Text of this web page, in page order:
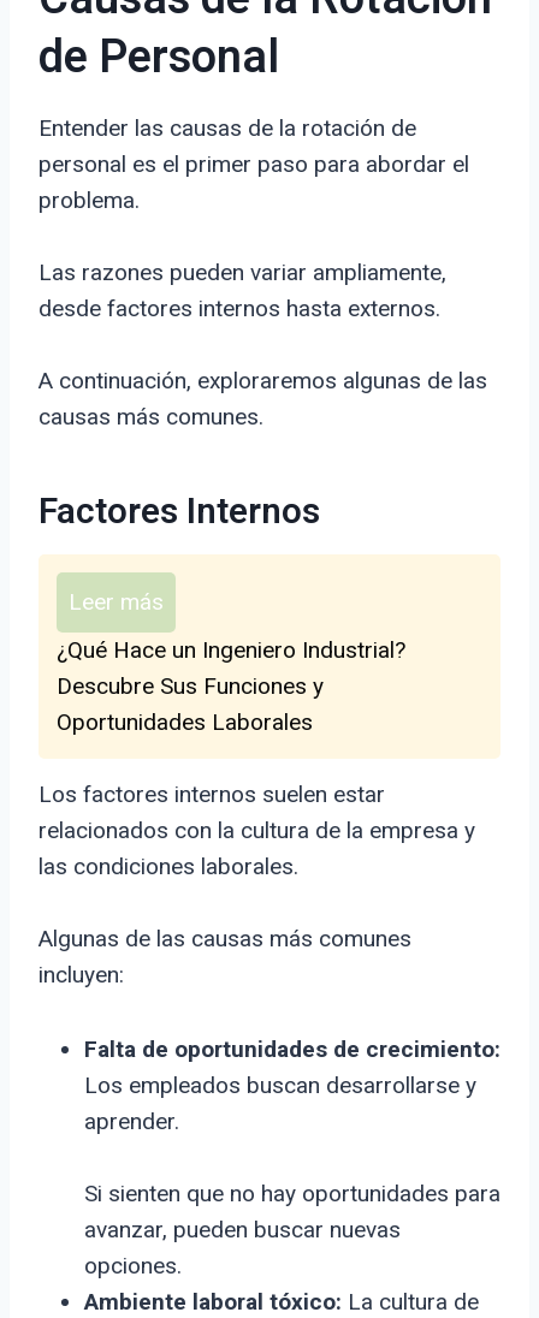
de Personal
Entender las causas de la rotación de
personal es el primer paso para abordar el
problema.
Las razones pueden variar ampliamente,
desde factores internos hasta externos.
A continuación, exploraremos algunas de las
causas más comunes.
Factores Internos
Leer más
¿Qué Hace un Ingeniero Industrial?
Descubre Sus Funciones y
Oportunidades Laborales
Los factores internos suelen estar
relacionados con la cultura de la empresa y
las condiciones laborales.
Algunas de las causas más comunes
incluyen:
Falta de oportunidades de crecimiento:
Los empleados buscan desarrollarse y
aprender.
Si sienten que no hay oportunidades para
avanzar, pueden buscar nuevas
opciones.
Ambiente laboral tóxico: La cultura de